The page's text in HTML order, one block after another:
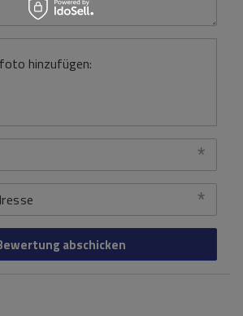
hinzufügen:
abschicken